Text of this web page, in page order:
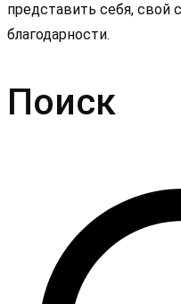
представить себя, свой
благодарности.
Поиск